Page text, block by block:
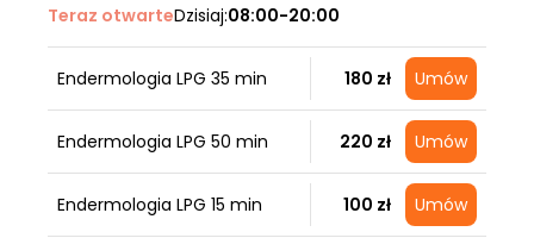
Teraz otwarteDzisiaj:08:00-20:00
Endermologia LPG 35 min 180 zł Umów
Endermologia LPG 50 min 220 zł Umów
Endermologia LPG 15 min 100 zł Umów